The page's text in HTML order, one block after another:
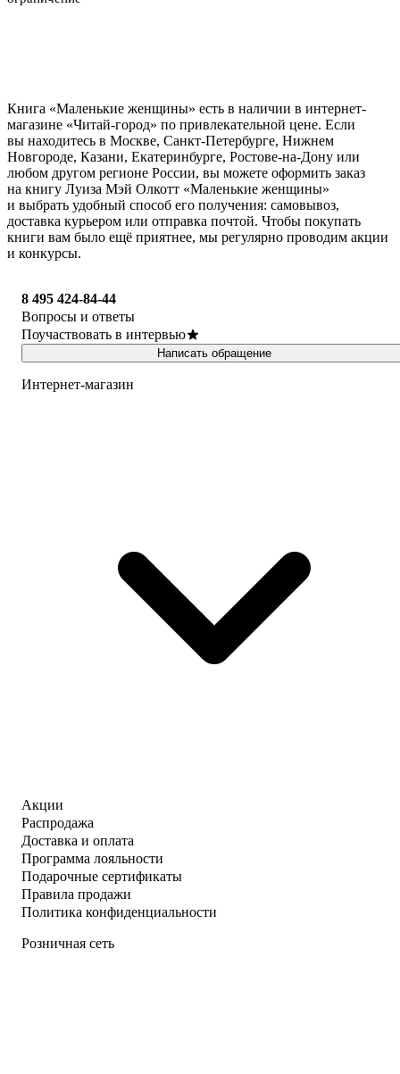
Книга «Маленькие женщины» есть в наличии в интернет-
магазине «Читай-город» по привлекательной цене. Если
вы находитесь в Москве, Санкт-Петербурге, Нижнем
Новгороде, Казани, Екатеринбурге, Ростове-на-Дону или
любом другом регионе России, вы можете оформить заказ
на книгу Луиза Мэй Олкотт «Маленькие женщины»
и выбрать удобный способ его получения: самовывоз,
доставка курьером или отправка почтой. Чтобы покупать
книги вам было ещё приятнее, мы регулярно проводим акции
и конкурсы.
8 495 424-84-44
Вопросы и ответы
Поучаствовать в интервью
Написать обращение
Интернет-магазин
Акции
Распродажа
Доставка и оплата
Программа лояльности
Подарочные сертификаты
Правила продажи
Политика конфиденциальности
Розничная сеть